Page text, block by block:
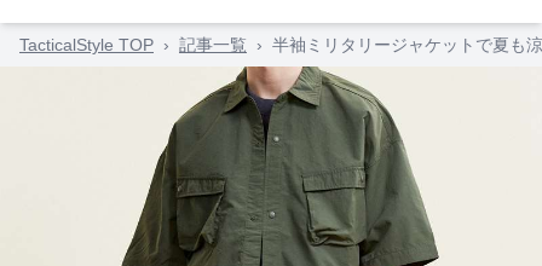
TacticalStyle TOP › 記事一覧 › 半袖ミリタリージャケットで夏も